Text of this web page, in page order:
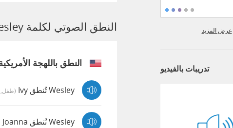
النطق الصوتي لكلمة Wesley
النطق باللهجة
Wesley تُنطق Ivy (طفل,
Wesley تُنطق Joanna
عرض المزيد
تدريبات بالفيديو